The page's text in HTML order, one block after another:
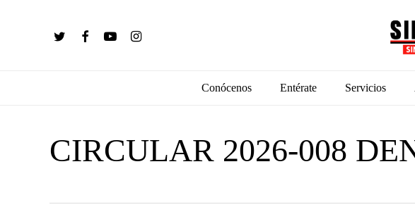
twitter facebookyoutubeinstagram
Conócenos Entérate Servicios
CIRCULAR 2026-008